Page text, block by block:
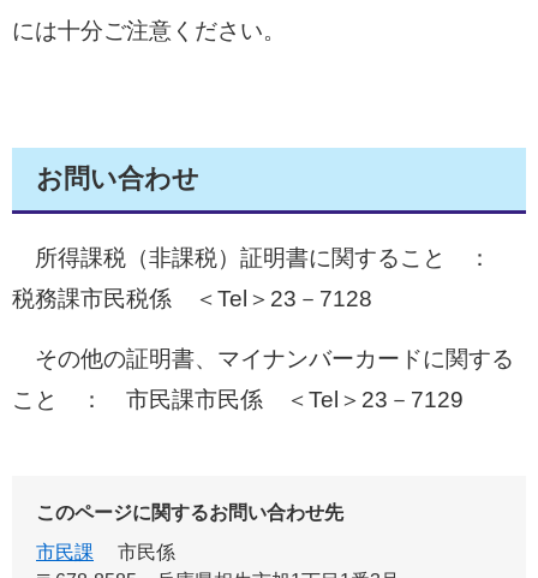
には十分ご注意ください。
お問い合わせ
所得課税（非課税）証明書に関すること ：
税務課市民税係 ＜Tel＞23－7128
その他の証明書、マイナンバーカードに関する
こと ： 市民課市民係 ＜Tel＞23－7129
このページに関するお問い合わせ先
市民課
市民係